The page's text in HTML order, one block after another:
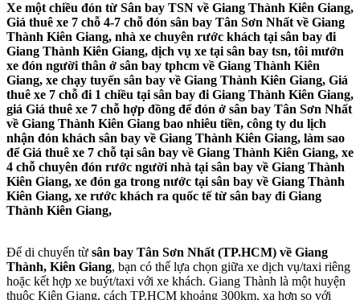
Xe một chiều đón từ Sân bay TSN về Giang Thành Kiên Giang,
Giá thuê xe 7 chỗ 4-7 chỗ đón sân bay Tân Sơn Nhất về Giang
Thành Kiên Giang, nhà xe chuyên rước khách tại sân bay đi
Giang Thành Kiên Giang, dịch vụ xe tại sân bay tsn, tôi mướn
xe đón người thân ở sân bay tphcm về Giang Thành Kiên
Giang, xe chạy tuyến sân bay về Giang Thành Kiên Giang, Giá
thuê xe 7 chỗ đi 1 chiều tại sân bay đi Giang Thành Kiên Giang,
giá Giá thuê xe 7 chỗ hợp đồng để đón ở sân bay Tân Sơn Nhất
về Giang Thành Kiên Giang bao nhiêu tiền, công ty du lịch
nhận đón khách sân bay về Giang Thành Kiên Giang, làm sao
để Giá thuê xe 7 chỗ tại sân bay về Giang Thành Kiên Giang, xe
4 chỗ chuyên đón rước người nhà tại sân bay về Giang Thành
Kiên Giang, xe đón ga trong nước tại sân bay về Giang Thành
Kiên Giang, xe rước khách ra quốc tế từ sân bay đi Giang
Thành Kiên Giang,
Để di chuyển từ sân bay Tân Sơn Nhất (TP.HCM) về Giang
Thành, Kiên Giang, bạn có thể lựa chọn giữa xe dịch vụ/taxi riêng
hoặc kết hợp xe buýt/taxi với xe khách. Giang Thành là một huyện
thuộc Kiên Giang, cách TP.HCM khoảng 300km, xa hơn so với